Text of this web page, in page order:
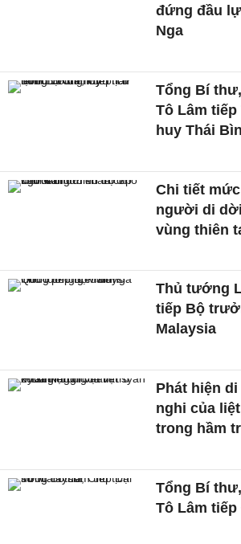
đứng đầu
Nga
Tổng Bí
Tô Lâm
huy Thái
Chi tiết
người di
vùng thiên
Thủ tướng
tiếp Bộ
Malaysia
Phát hiện
nghi của
trong hầm
Tổng Bí
Tô Lâm